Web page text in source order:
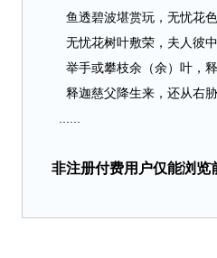
鱼透碧波堪赏玩，无忧花色
无忧花树叶敷荣，夫人彼中
举手或攀枝余（余）叶，释
释迦慈父降生来，还从右胁
非注册付费用户仅能浏览